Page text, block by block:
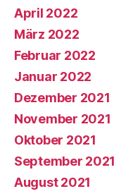
April 2022
März 2022
Februar 2022
Januar 2022
Dezember 2021
November 2021
Oktober 2021
September 2021
August 2021